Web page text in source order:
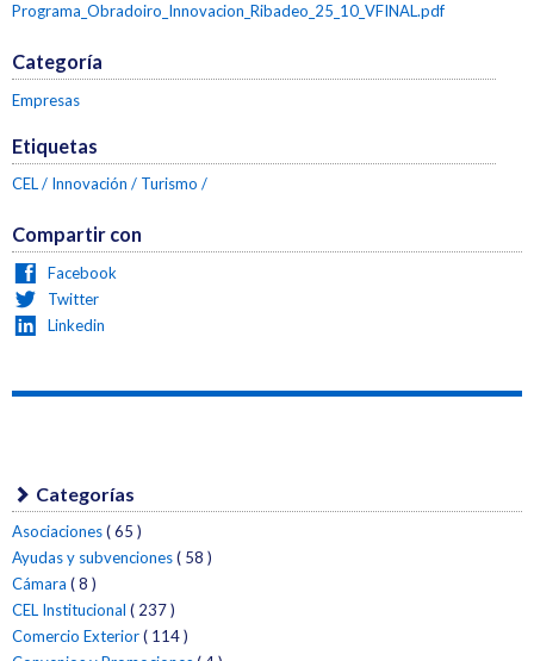
Programa_Obradoiro_Innovacion_Ribadeo_25_10_VFINAL.pdf
Categoría
Empresas
Etiquetas
CEL Innovación Turismo
Compartir con
Facebook
Twitter
Linkedin
Categorías
Asociaciones( 65 )
Ayudas y subvenciones( 58 )
Cámara ( 8 )
CEL Institucional ( 237 )
Comercio Exterior( 114 )